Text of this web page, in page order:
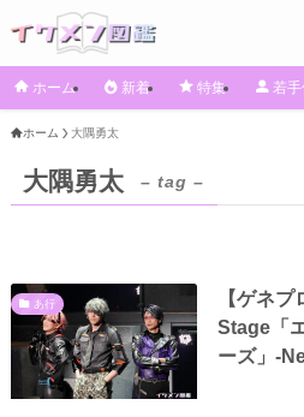
ホーム 新着 特集 若
ホーム 大隅勇太
大隅勇太 – tag –
あ行
【ゲネ
Stage「
ーズ」-